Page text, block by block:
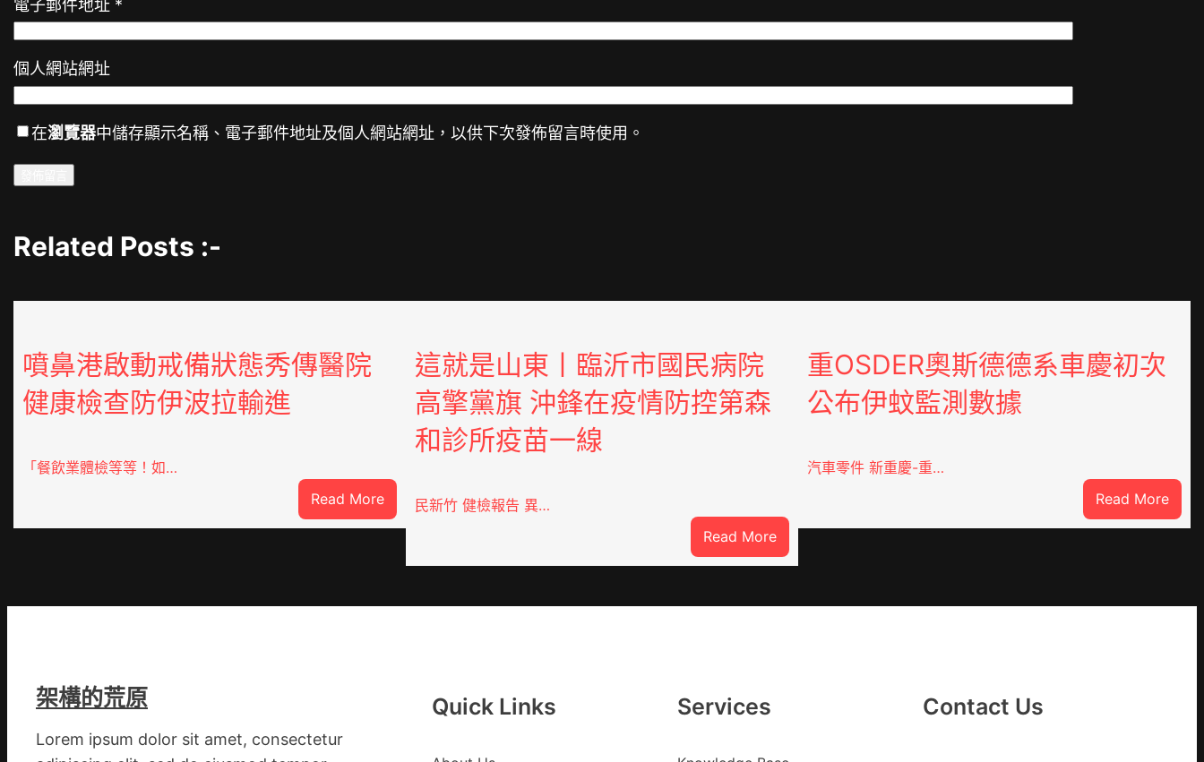
電子郵件地址 *
個人網站網址
在瀏覽器中儲存顯示名稱、電子郵件地址及個人網站網址，以供下次發佈留言時使用。
Related Posts :-
噴鼻港啟動戒備狀態秀傳醫院
健康檢查防伊波拉輸進
「餐飲業體檢等等！如…
Read More:
噴
動
這就是山東丨臨沂市國民病院
高擎黨旗 沖鋒在疫情防控第森
和診所疫苗一線
民新竹 健檢報告 異…
Read More:
這
是
重OSDER奧斯德德系車慶初次
公布伊蚊監測數據
汽車零件 新重慶-重…
Read More:
重
德
架構的荒原
Lorem ipsum dolor sit amet, consectetur
Quick Links Services Contact Us